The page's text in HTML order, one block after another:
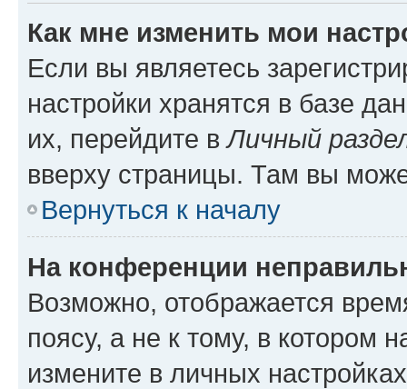
Как мне изменить мои
Если вы являетесь
настройки хранятся в базе
их, перейдите вЛичный
вверху страницы. Там вы
Вернуться к началу
На конференции
Возможно, отображается
поясу, а не к тому, в котором
измените в личных